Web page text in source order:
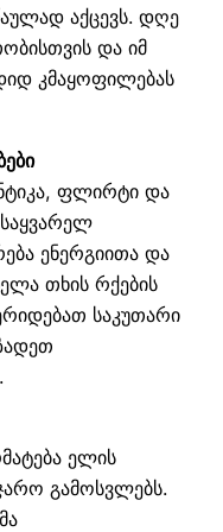
აქცევს. დღე
და იმ
კმაყოფილებას
ფლირტი და
ენერგიითა და
თხის რქების
საკუთარი
ელის
გამოსვლებს.